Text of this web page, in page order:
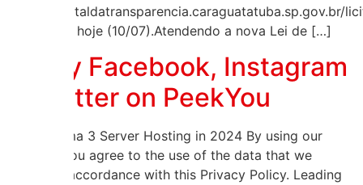
https://portaldatransparencia.caraguatatuba.sp.gov.br/
a partir de hoje (10/07).Atendendo a nova Lei de […]
Fozzy Facebook, Instagram
& Twitter on PeekYou
9 Best Arma 3 Server Hosting in 2024 By using our
services you agree to the use of the data that we
collect in accordance with this Privacy Policy. Leading